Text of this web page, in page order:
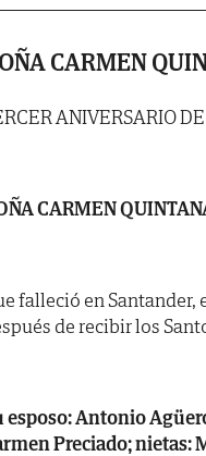
CARMEN
ANIVERSARIO
CARMEN
falleció en Santander,
de recibir los
esposo: Antonio
Preciado; nietas: